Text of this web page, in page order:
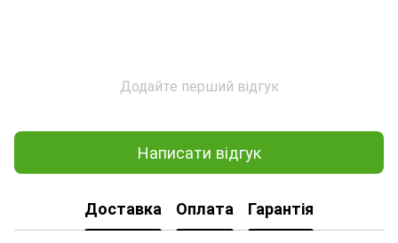
Додайте перший відгук
Написати відгук
Доставка Оплата Гарантія